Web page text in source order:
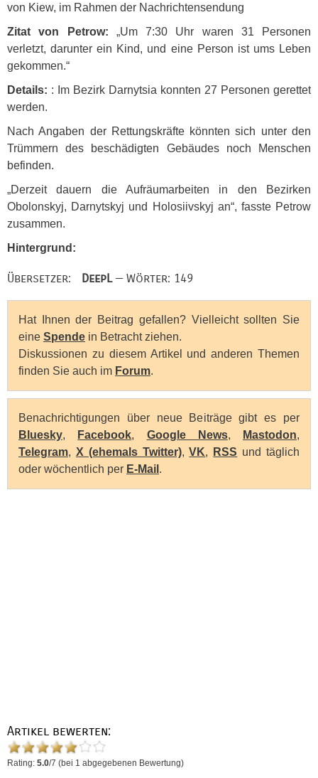
von Kiew, im Rahmen der Nachrichtensendung
Zitat von Petrow: „Um 7:30 Uhr waren 31 Personen
verletzt, darunter ein Kind, und eine Person ist ums Leben
gekommen.“
Details: : Im Bezirk Darnytsia konnten 27 Personen gerettet
werden.
Nach Angaben der Rettungskräfte könnten sich unter den
Trümmern des beschädigten Gebäudes noch Menschen
befinden.
„Derzeit dauern die Aufräumarbeiten in den Bezirken
Obolonskyj, Darnytskyj und Holosiivskyj an“, fasste Petrow
zusammen.
Hintergrund:
Übersetzer: DeepL— Wörter: 149
Hat Ihnen der Beitrag gefallen? Vielleicht sollten Sie
eine Spende in Betracht ziehen.
Diskussionen zu diesem Artikel und anderen Themen
finden Sie auch im Forum.
Benachrichtigungen über neue Beiträge gibt es per
Bluesky, Facebook, Google News, Mastodon,
Telegram, X (ehemals Twitter),VK, RSS und täglich
oder wöchentlich per E-Mail .
Artikel bewerten:
Rating: 5.0/7 (bei 1 abgegebenen Bewertung)